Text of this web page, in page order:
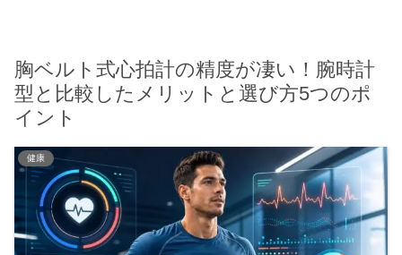
胸ベルト式心拍計の精度が凄い！腕時計
型と比較したメリットと選び方5つのポ
イント
健康